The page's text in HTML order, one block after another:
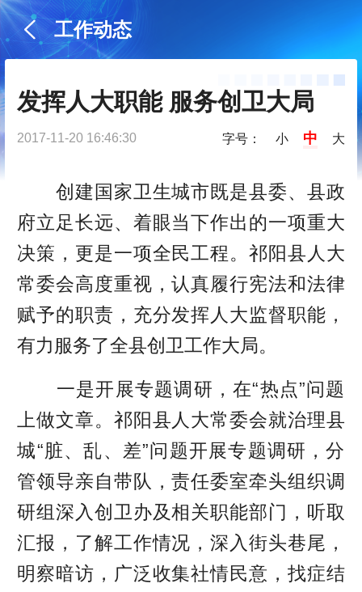
工作动态
发挥人大职能 服务创卫大局
2017-11-20 16:46:30 字号： 小 中 大
创建国家卫生城市既是县委、县政
府立足长远、着眼当下作出的一项重大
决策，更是一项全民工程。祁阳县人大
常委会高度重视，认真履行宪法和法律
赋予的职责，充分发挥人大监督职能，
有力服务了全县创卫工作大局。
一是开展专题调研，在“热点”问题
上做文章。祁阳县人大常委会就治理县
城“脏、乱、差”问题开展专题调研，分
管领导亲自带队，责任委室牵头组织调
研组深入创卫办及相关职能部门，听取
汇报，了解工作情况，深入街头巷尾，
明察暗访，广泛收集社情民意，找症结